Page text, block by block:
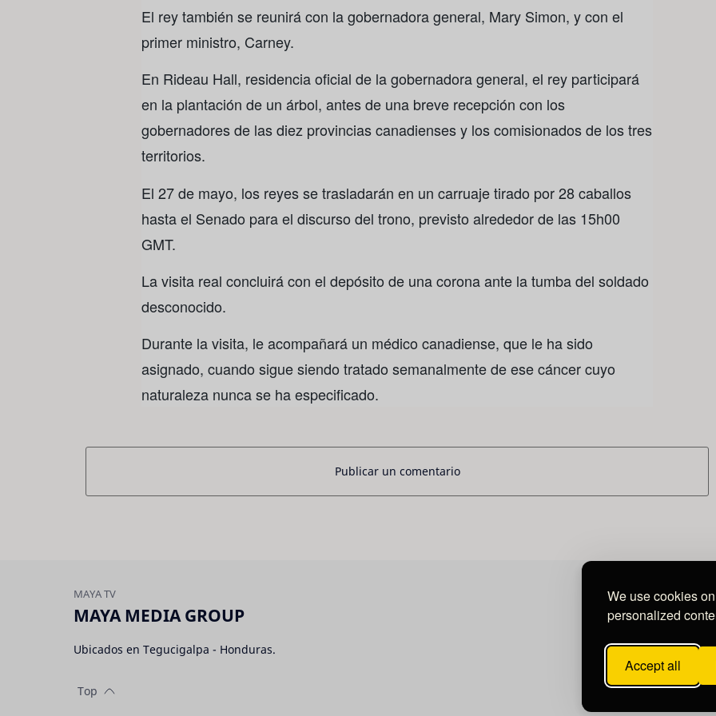
We use cookies
personalized
Accept all
El rey también se reunirá con la gobernadora general, Mary Simon, y con el
primer ministro, Carney.
En Rideau Hall, residencia oficial de la gobernadora general, el rey participará
en la plantación de un árbol, antes de una breve recepción con los
gobernadores de las diez provincias canadienses y los comisionados de los tres
territorios.
El 27 de mayo, los reyes se trasladarán en un carruaje tirado por 28 caballos
hasta el Senado para el discurso del trono, previsto alrededor de las 15h00
GMT.
La visita real concluirá con el depósito de una corona ante la tumba del soldado
desconocido.
Durante la visita, le acompañará un médico canadiense, que le ha sido
asignado, cuando sigue siendo tratado semanalmente de ese cáncer cuyo
naturaleza nunca se ha especificado.
Publicar un comentario
MAYA MEDIA GROUP
Ubicados en Tegucigalpa - Honduras.